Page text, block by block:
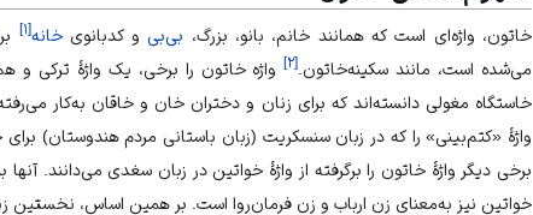
خاتون، واژه‌ای است که همانند خانم، بانو، بزرگ، بی‌بیو کدبانویخانه[۱]
می‌شده است، مانند سکینه‌خاتون.[۲]واژه خاتون را برخی، یک واژهٔ ترکی و
خاستگاه مغولی دانسته‌اند که برای زنان و دختران خان و خاقان به‌کار
واژهٔ «کتم‌بینی» را که در زبان سنسکریت (زبان باستانی مردم هندوستان)
برخی دیگر واژهٔ خاتون را برگرفته از واژهٔ خواتین در زبان سغدی می‌دانند.
خواتین نیز به‌معنای زن ارباب و زن فرمان‌روا است. بر همین اساس، نخستین